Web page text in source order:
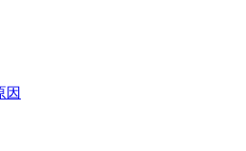
因